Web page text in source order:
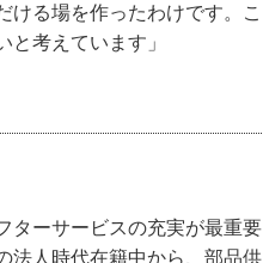
ける場を作ったわけです。こ
考えています」
ターサービスの充実が最重要
法人時代在籍中から、部品供